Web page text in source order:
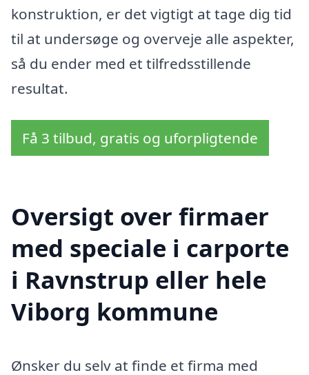
konstruktion, er det vigtigt at tage dig tid
til at undersøge og overveje alle aspekter,
så du ender med et tilfredsstillende
resultat.
Få 3 tilbud, gratis og uforpligtende
Oversigt over firmaer
med speciale i carporte
i Ravnstrup eller hele
Viborg kommune
Ønsker du selv at finde et firma med